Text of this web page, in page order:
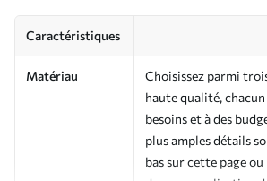
Caractéristiques
Matériau
Choisissez parmi
haute qualité, chacun
besoins et à des
plus amples détails
bas sur cette page